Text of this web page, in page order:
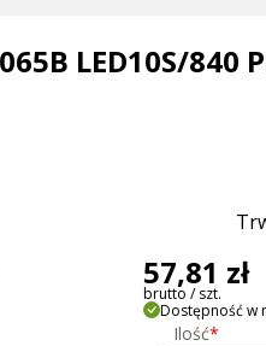
LED10S/840
57,81 zł
brutto / szt.
Dostępność w
Ilość